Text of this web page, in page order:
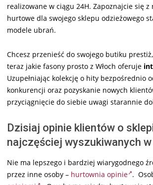
realizowane w ciągu 24H. Zapoznajcie się
hurtowe dla swojego sklepu odzieżowego
modele ubrań.
Chcesz przenieść do swojego butiku
teraz jakie fasony prosto z Włoch oferuje
Uzupełniając kolekcję o hity bezpośrednio
konkurencji oraz pozyskanie nowych
przyciągnięcie do siebie uwagi starannie
Dzisiaj opinie klientów o
najczęściej wyszukiwanych
Nie ma lepszego i bardziej wiarygodnego
przez inne osoby – hurtownia opinie .